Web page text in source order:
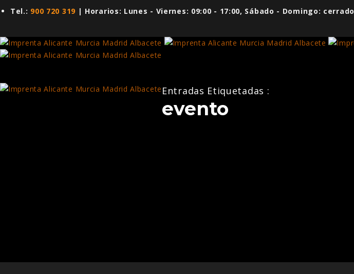
Tel.: 900 720 319 | Horarios: Lunes - Viernes: 09:00 - 17:00, Sábado - Domingo: cerrado
Entradas Etiquetadas :
evento